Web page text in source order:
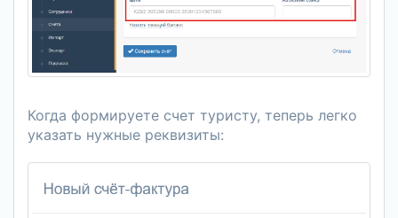
Когда формируете счет туристу, теперь легко
указать нужные реквизиты: